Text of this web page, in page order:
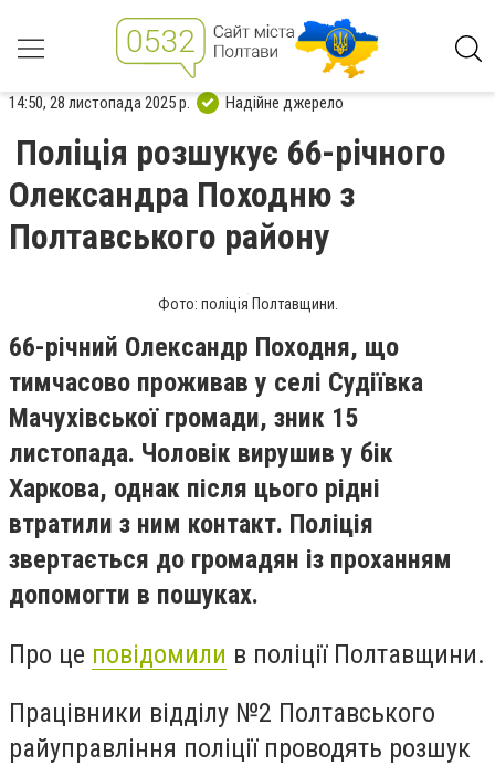
14:50, 28 листопада 2025 р. Надійне джерело
Поліція розшукує 66-річного
Олександра Походню з
Полтавського району
Фото: поліція Полтавщини.
66-річний Олександр Походня, що
тимчасово проживав у селі Судіївка
Мачухівської громади, зник 15
листопада. Чоловік вирушив у бік
Харкова, однак після цього рідні
втратили з ним контакт. Поліція
звертається до громадян із проханням
допомогти в пошуках.
Про це повідомили в поліції Полтавщини.
Працівники відділу №2 Полтавського
райуправління поліції проводять розшук